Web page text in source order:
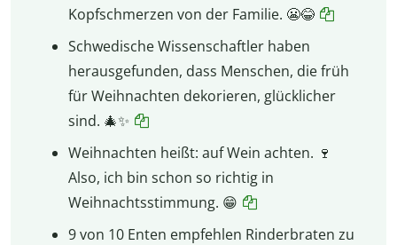
Kopfschmerzen von der Familie. 😬😂
Schwedische Wissenschaftler haben
herausgefunden, dass Menschen, die früh
für Weihnachten dekorieren, glücklicher
sind. 🎄✨
Weihnachten heißt: auf Wein achten. 🍷
Also, ich bin schon so richtig in
Weihnachtsstimmung. 😁
9 von 10 Enten empfehlen Rinderbraten zu